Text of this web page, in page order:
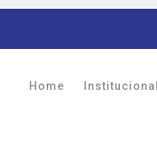
Home Institucional